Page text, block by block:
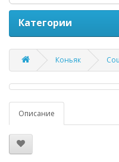
Категории
Коньяк
Описание